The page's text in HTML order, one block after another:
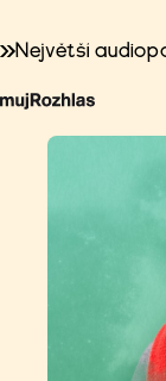
Největší